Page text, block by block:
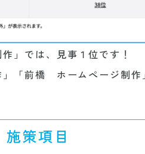
」では、見事１位です！
「前橋 ホームページ制作
策項目